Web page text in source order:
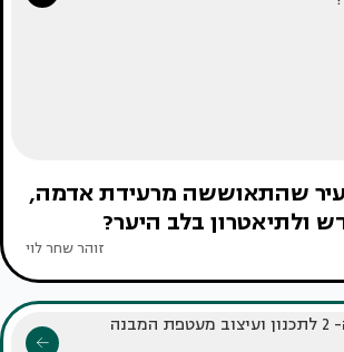
שהתאוששה מרעידת אדמה,
ולתיאטרון בלב היער?
זוהר שחר לוי